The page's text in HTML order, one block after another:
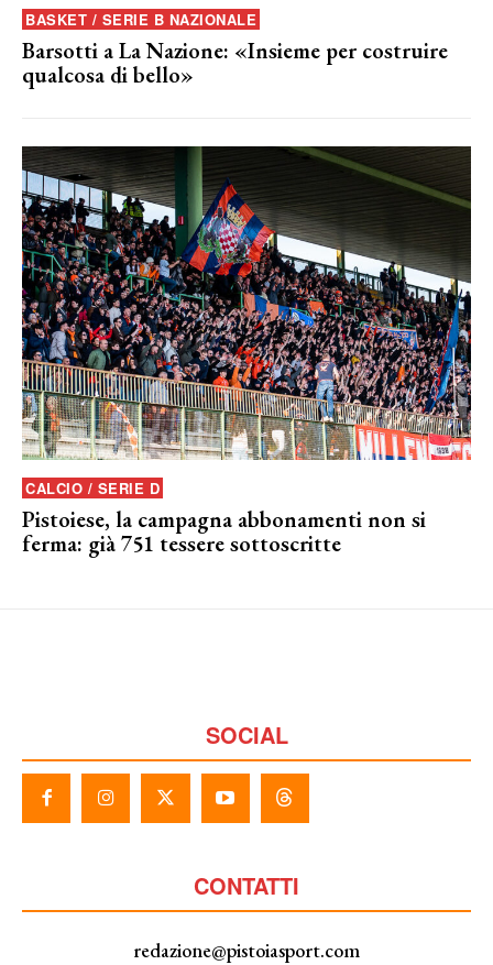
BASKET / SERIE B NAZIONALE
Barsotti a La Nazione: «Insieme per costruire
qualcosa di bello»
CALCIO / SERIE D
Pistoiese, la campagna abbonamenti non si
ferma: già 751 tessere sottoscritte
SOCIAL
CONTATTI
redazione@pistoiasport.com